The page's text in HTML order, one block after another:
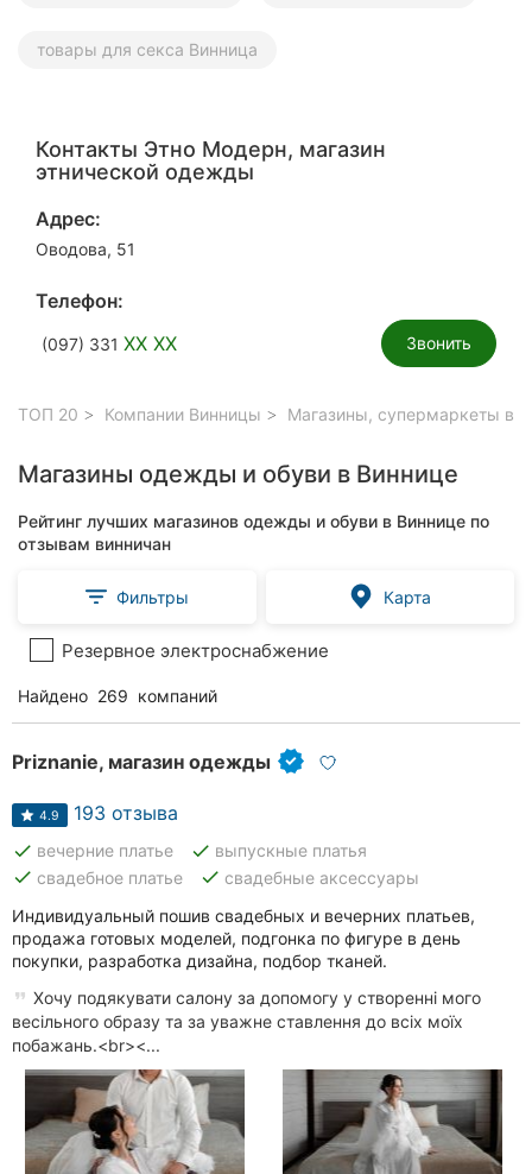
товары для секса Винница
Контакты Этно Модерн, магазин
этнической одежды
Адрес:
Оводова, 51
Телефон:
(097) 331 XX XX Звонить
ТОП 20 Компании Винницы Магазины, супермаркеты в
Магазины одежды и обуви в Виннице
Рейтинг лучших магазинов одежды и обуви в Виннице по
отзывам винничан
Фильтры Карта
Резервное электроснабжение
Найдено 269 компаний
Priznanie, магазин одежды
4.9 193 отзыва
done вечерние платье done выпускные платья
done свадебное платье done свадебные аксессуары
Индивидуальный пошив свадебных и вечерних платьев,
продажа готовых моделей, подгонка по фигуре в день
покупки, разработка дизайна, подбор тканей.
Хочу подякувати салону за допомогу у створенні мого
весільного образу та за уважне ставлення до всіх моїх
побажань.<br><...